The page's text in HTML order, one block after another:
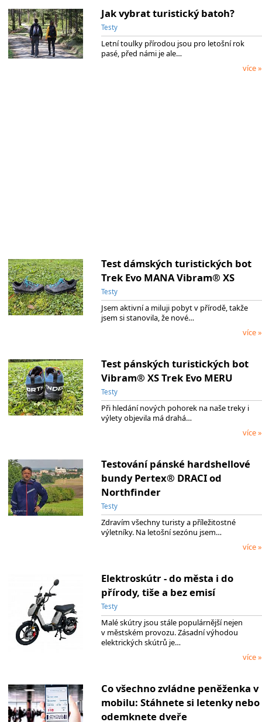
Jak vybrat turistický batoh?
Testy
Letní toulky přírodou jsou pro letošní rok
pasé, před námi je ale…
více »
Test dámských turistických bot
Trek Evo MANA Vibram® XS
Testy
Jsem aktivní a miluji pobyt v přírodě, takže
jsem si stanovila, že nové…
více »
Test pánských turistických bot
Vibram® XS Trek Evo MERU
Testy
Při hledání nových pohorek na naše treky i
výlety objevila má drahá…
více »
Testování pánské hardshellové
bundy Pertex® DRACI od
Northfinder
Testy
Zdravím všechny turisty a příležitostné
výletníky. Na letošní sezónu jsem…
více »
Elektroskútr - do města i do
přírody, tiše a bez emisí
Testy
Malé skútry jsou stále populárnější nejen
v městském provozu. Zásadní výhodou
elektrických skútrů je…
více »
Co všechno zvládne peněženka v
mobilu: Stáhnete si letenky nebo
odemknete dveře